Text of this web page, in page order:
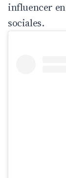
influencer
sociales.